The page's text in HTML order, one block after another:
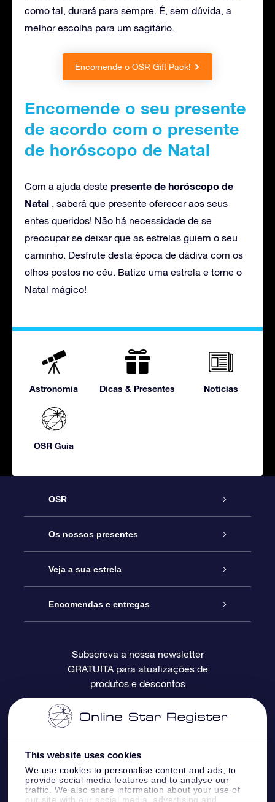
This website uses cookies
We use cookies to personalise content and ads, to
provide social media features and to analyse our
traffic. We also share information about your use of
our site with our social media, advertising and
como tal, durará para sempre. É, sem dúvida, a
melhor escolha para um sagitário.
Encomende o OSR Gift Pack!
Encomende o seu presente
de acordo com o presente
de horóscopo de Natal
Com a ajuda deste presente de horóscopo de
Natal , saberá que presente oferecer aos seus
entes queridos! Não há necessidade de se
preocupar se deixar que as estrelas guiem o seu
caminho. Desfrute desta época de dádiva com os
olhos postos no céu. Batize uma estrela e torne o
Natal mágico!
Astronomia Dicas & Presentes Notícias
OSR Guia
OSR
Serviço
Contactos
O Blog
Avaliações
Os nossos presentes
Prenda Star Online
Pacote Prenda OSR
O Cartão Presente OSR
Presentes corporativos
Veja a sua estrela
Registo de Estrela
Página de Estrela personalizada
Um Milhão de Estrelas
OSR screensaver de estrela
App RV fly me to the stars
Encomendas e entregas
Informação de pagamento
Informação de envio
Política de Devolução
Constelações
Subscreva a nossa newsletter
GRATUITA para atualizações de
produtos e descontos